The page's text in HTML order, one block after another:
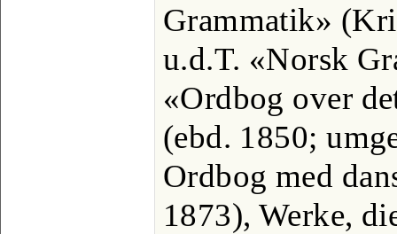
Grammatik»
u.d.T. «Norsk
«Ordbog over
(ebd. 1850;
Ordbog med
1873), Werke,